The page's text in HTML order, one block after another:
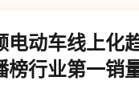
电动车线上化
榜行业第一销